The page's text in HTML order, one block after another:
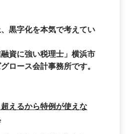
黒字化を本気で考えてい
融資に強い税理士」横浜市
ロース会計事務所です。
超えるから特例が使えな